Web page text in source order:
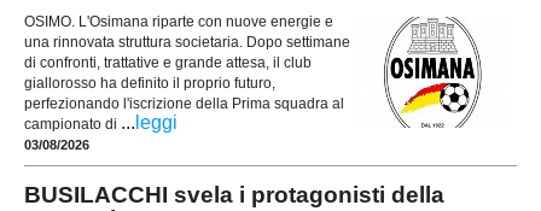
OSIMO. L'Osimana riparte con nuove energie e
una rinnovata struttura societaria. Dopo settimane
di confronti, trattative e grande attesa, il club
giallorosso ha definito il proprio futuro,
perfezionando l'iscrizione della Prima squadra al
campionato di ... leggi
03/08/2026
BUSILACCHI svela i protagonisti della